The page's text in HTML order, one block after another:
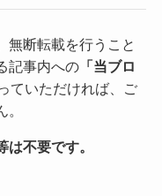
無断転載を行うこと
記事内への「当ブロ
ていただければ、ご
不要です。